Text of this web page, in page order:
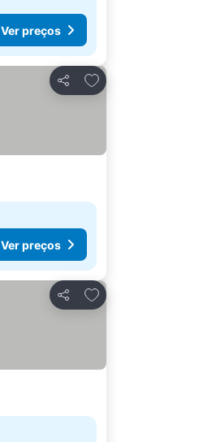
Ver preços
Partilhar
Adicionar aos
Ver preços
Partilhar
Adicionar aos